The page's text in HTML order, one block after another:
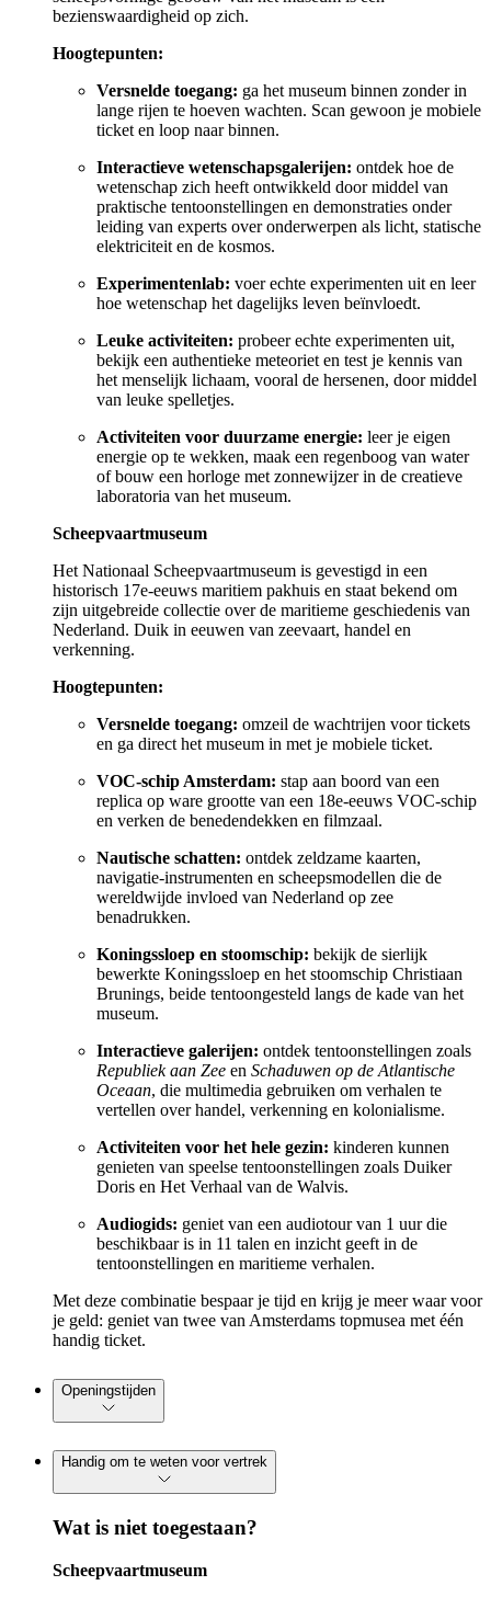
bezienswaardigheid op zich.
Hoogtepunten:
Versnelde toegang: ga het museum binnen zonder in
lange rijen te hoeven wachten. Scan gewoon je mobiele
ticket en loop naar binnen.
Interactieve wetenschapsgalerijen: ontdek hoe de
wetenschap zich heeft ontwikkeld door middel van
praktische tentoonstellingen en demonstraties onder
leiding van experts over onderwerpen als licht, statische
elektriciteit en de kosmos.
Experimentenlab: voer echte experimenten uit en leer
hoe wetenschap het dagelijks leven beïnvloedt.
Leuke activiteiten: probeer echte experimenten uit,
bekijk een authentieke meteoriet en test je kennis van
het menselijk lichaam, vooral de hersenen, door middel
van leuke spelletjes.
Activiteiten voor duurzame energie: leer je eigen
energie op te wekken, maak een regenboog van water
of bouw een horloge met zonnewijzer in de creatieve
laboratoria van het museum.
Scheepvaartmuseum
Het Nationaal Scheepvaartmuseum is gevestigd in een
historisch 17e-eeuws maritiem pakhuis en staat bekend om
zijn uitgebreide collectie over de maritieme geschiedenis van
Nederland. Duik in eeuwen van zeevaart, handel en
verkenning.
Hoogtepunten:
Versnelde toegang: omzeil de wachtrijen voor tickets
en ga direct het museum in met je mobiele ticket.
VOC-schip Amsterdam: stap aan boord van een
replica op ware grootte van een 18e-eeuws VOC-schip
en verken de benedendekken en filmzaal.
Nautische schatten: ontdek zeldzame kaarten,
navigatie-instrumenten en scheepsmodellen die de
wereldwijde invloed van Nederland op zee
benadrukken.
Koningssloep en stoomschip: bekijk de sierlijk
bewerkte Koningssloep en het stoomschip Christiaan
Brunings, beide tentoongesteld langs de kade van het
museum.
Interactieve galerijen: ontdek tentoonstellingen zoals
Republiek aan Zee en Schaduwen op de Atlantische
Oceaan, die multimedia gebruiken om verhalen te
vertellen over handel, verkenning en kolonialisme.
Activiteiten voor het hele gezin: kinderen kunnen
genieten van speelse tentoonstellingen zoals Duiker
Doris en Het Verhaal van de Walvis.
Audiogids: geniet van een audiotour van 1 uur die
beschikbaar is in 11 talen en inzicht geeft in de
tentoonstellingen en maritieme verhalen.
Met deze combinatie bespaar je tijd en krijg je meer waar voor
je geld: geniet van twee van Amsterdams topmusea met één
handig ticket.
Openingstijden
Handig om te weten voor vertrek
Wat is niet toegestaan?
Scheepvaartmuseum